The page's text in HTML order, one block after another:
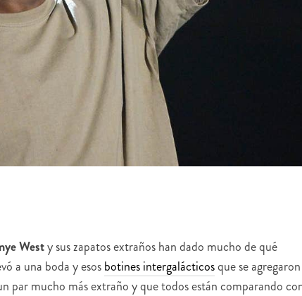
Westy sus zapatos extraños han dado mucho de qué
a una boda y esosbotines intergalácticosque se
par mucho más extraño y que todos están comparando